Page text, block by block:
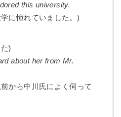
this university.
に憧れていました。)
)
about her from Mr.
から中川氏によく伺って